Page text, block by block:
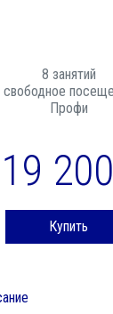
8 занятий
свободное
Профи
19 200
Купить